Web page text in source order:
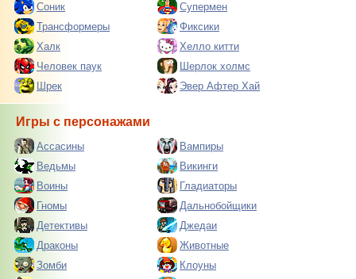
Соник
Супермен
Трансформеры
Фиксики
Халк
Хелло китти
Человек паук
Шерлок холмс
Шрек
Эвер Афтер Хай
Игры с персонажами
Ассасины
Вампиры
Ведьмы
Викинги
Воины
Гладиаторы
Гномы
Дальнобойщики
Детективы
Джедаи
Драконы
Животные
Зомби
Клоуны